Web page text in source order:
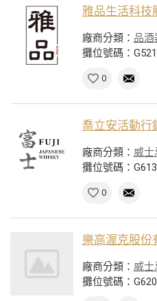
雅品生活科技
廠商分類： 品酒
攤位號碼：G521
0
喬立安活動行
廠商分類： 威
攤位號碼：G613
0
樂高渥克股份
廠商分類： 威
攤位號碼：G620